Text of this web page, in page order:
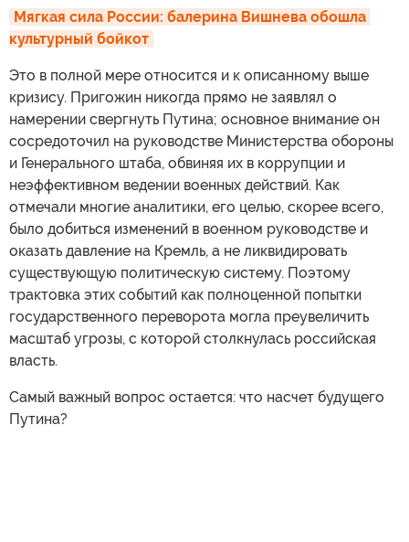
Мягкая сила России: балерина Вишнева обошла
культурный бойкот
Это в полной мере относится и к описанному выше
кризису. Пригожин никогда прямо не заявлял о
намерении свергнуть Путина; основное внимание он
сосредоточил на руководстве Министерства обороны
и Генерального штаба, обвиняя их в коррупции и
неэффективном ведении военных действий. Как
отмечали многие аналитики, его целью, скорее всего,
было добиться изменений в военном руководстве и
оказать давление на Кремль, а не ликвидировать
существующую политическую систему. Поэтому
трактовка этих событий как полноценной попытки
государственного переворота могла преувеличить
масштаб угрозы, с которой столкнулась российская
власть.
Самый важный вопрос остается: что насчет будущего
Путина?